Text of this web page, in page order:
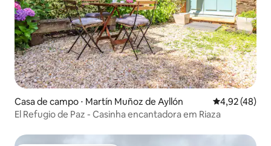
Casa de campo ⋅ Martín Muñoz de Ayllón 4,92 de uma
4,92 (48)
El Refugio de Paz - Casinha encantadora em Riaza